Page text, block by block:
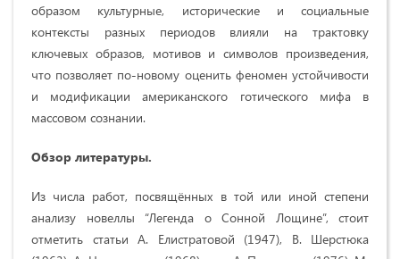
образом культурные, исторические и социальные
контексты разных периодов влияли на трактовку
ключевых образов, мотивов и символов произведения,
что позволяет по-новому оценить феномен устойчивости
и модификации американского готического мифа в
массовом сознании.
Обзор литературы.
Из числа работ, посвящённых в той или иной степени
анализу новеллы “Легенда о Сонной Лощине”, стоит
отметить статьи А. Елистратовой (1947), В. Шерстюка